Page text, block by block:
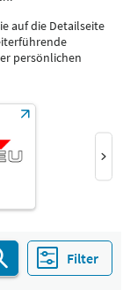
auf die Detailseite
persönlichen
Filter